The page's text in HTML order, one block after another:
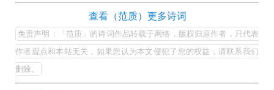
全
集
欣
赏
（全
质
的
最
美
查看（范质）更多诗词
免责声明：「范质」的诗词作品转载于网络，版权归原作者，只代表
作者观点和本站无关，如果您认为本文侵犯了您的权益，请联系我们
删除。